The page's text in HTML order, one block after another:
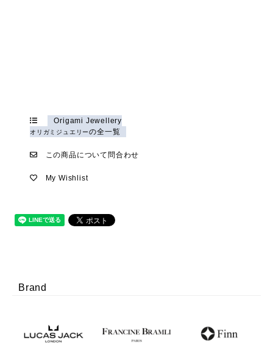
Origami Jewellery
オリガミジュエリーの全一覧
この商品について問合わせ
My Wishlist
Brand